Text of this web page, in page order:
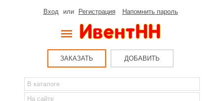
Вход или Регистрация Напомнить пароль
ЗАКАЗАТЬ ДОБАВИТЬ